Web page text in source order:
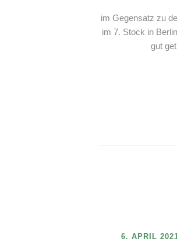
im Gegensatz zu
im 7. Stock in
gut
6. APRIL